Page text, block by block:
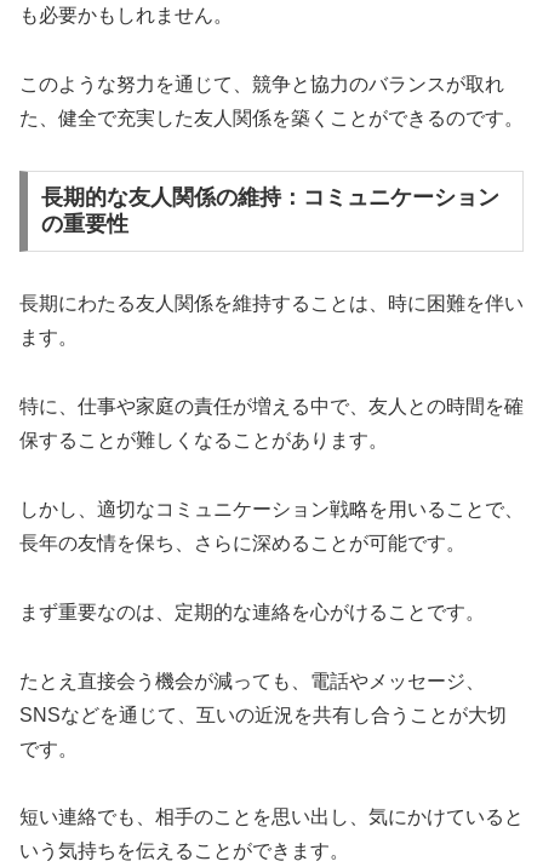
も必要かもしれません。
このような努力を通じて、競争と協力のバランスが取れ
た、健全で充実した友人関係を築くことができるのです。
長期的な友人関係の維持：コミュニケーション
の重要性
長期にわたる友人関係を維持することは、時に困難を伴い
ます。
特に、仕事や家庭の責任が増える中で、友人との時間を確
保することが難しくなることがあります。
しかし、適切なコミュニケーション戦略を用いることで、
長年の友情を保ち、さらに深めることが可能です。
まず重要なのは、定期的な連絡を心がけることです。
たとえ直接会う機会が減っても、電話やメッセージ、
SNSなどを通じて、互いの近況を共有し合うことが大切
です。
短い連絡でも、相手のことを思い出し、気にかけていると
いう気持ちを伝えることができます。